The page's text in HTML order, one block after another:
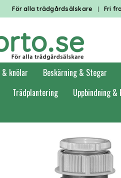
För alla trädgårdsälskare | Fri
& knölar Beskärning & Stegar
Trädplantering Uppbindning &